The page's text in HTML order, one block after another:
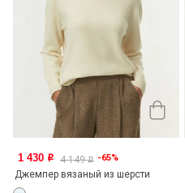
1 430 o 4 149o -65%
Джемпер вязаный из шерсти